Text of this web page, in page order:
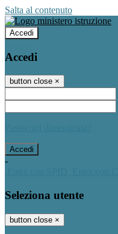
Salta al contenuto
Accedi
Accedi
button close ×
-
Seleziona utente
button close ×